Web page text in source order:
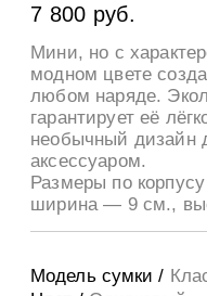
7 800 руб.
Мини, но с
модном цвете
любом наряде.
гарантирует её
необычный дизайн
аксессуаром.
Размеры по
ширина — 9 см.,
Модель сумки /